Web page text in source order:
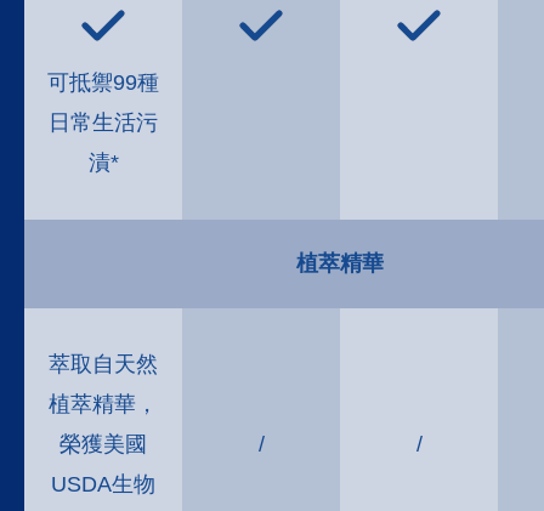
可抵禦99種
日常生活污
漬*
植萃精華
萃取自天然
植萃精華，
榮獲美國
USDA生物
/ /